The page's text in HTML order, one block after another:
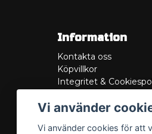
Information
Kontakta oss
Köpvillkor
Integritet &
Service/Garanti
Lådritning
Vi använder
Vi använder cookies för att